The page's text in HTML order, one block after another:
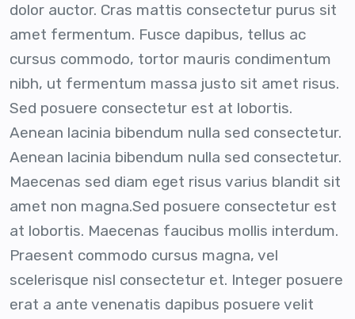
dolor auctor. Cras mattis consectetur purus sit
amet fermentum. Fusce dapibus, tellus ac
cursus commodo, tortor mauris condimentum
nibh, ut fermentum massa justo sit amet risus.
Sed posuere consectetur est at lobortis.
Aenean lacinia bibendum nulla sed consectetur.
Aenean lacinia bibendum nulla sed consectetur.
Maecenas sed diam eget risus varius blandit sit
amet non magna.Sed posuere consectetur est
at lobortis. Maecenas faucibus mollis interdum.
Praesent commodo cursus magna, vel
scelerisque nisl consectetur et. Integer posuere
erat a ante venenatis dapibus posuere velit